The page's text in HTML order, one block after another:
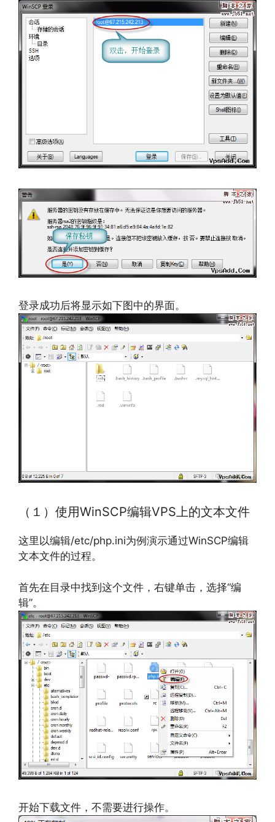
登录成功后将显示如下图中的界面。
（１）使用WinSCP编辑VPS上的文本文件
这里以编辑/etc/php.ini为例演示通过WinSCP编辑
文本文件的过程。
首先在目录中找到这个文件，右键单击，选择“编
辑”。
开始下载文件，不需要进行操作。